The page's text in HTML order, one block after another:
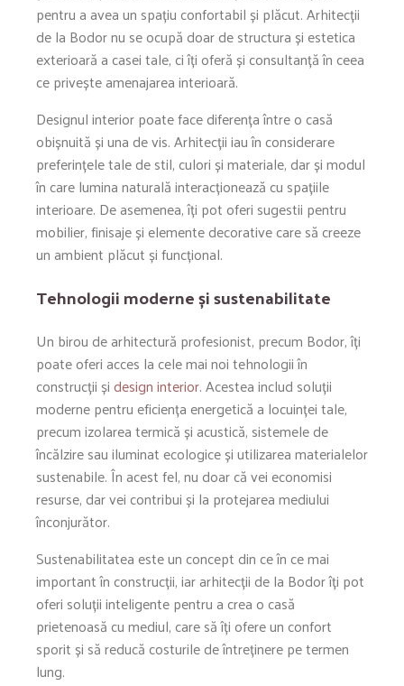
pentru a avea un spațiu confortabil și plăcut. Arhitecții
de la Bodor nu se ocupă doar de structura și estetica
exterioară a casei tale, ci îți oferă și consultanță în ceea
ce privește amenajarea interioară.
Designul interior poate face diferența între o casă
obișnuită și una de vis. Arhitecții iau în considerare
preferințele tale de stil, culori și materiale, dar și modul
în care lumina naturală interacționează cu spațiile
interioare. De asemenea, îți pot oferi sugestii pentru
mobilier, finisaje și elemente decorative care să creeze
un ambient plăcut și funcțional.
Tehnologii moderne și sustenabilitate
Un birou de arhitectură profesionist, precum Bodor, îți
poate oferi acces la cele mai noi tehnologii în
construcții șidesign interior. Acestea includ soluții
moderne pentru eficiența energetică a locuinței tale,
precum izolarea termică și acustică, sistemele de
încălzire sau iluminat ecologice și utilizarea materialelor
sustenabile. În acest fel, nu doar că vei economisi
resurse, dar vei contribui și la protejarea mediului
înconjurător.
Sustenabilitatea este un concept din ce în ce mai
important în construcții, iar arhitecții de la Bodor îți pot
oferi soluții inteligente pentru a crea o casă
prietenoasă cu mediul, care să îți ofere un confort
sporit și să reducă costurile de întreținere pe termen
lung.